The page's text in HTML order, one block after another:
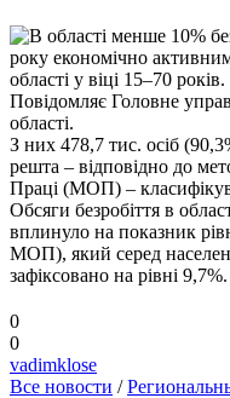
року економічно
області у віці 15–70 років.
Повідомляє Головне
області.
З них 478,7 тис. осіб
решта – відповідно до
Праці (МОП) –
Обсяги безробіття в
вплинуло на показник
МОП), який серед
зафіксовано на рівні 9,7%.
0
0
vadimklose
Все новости /